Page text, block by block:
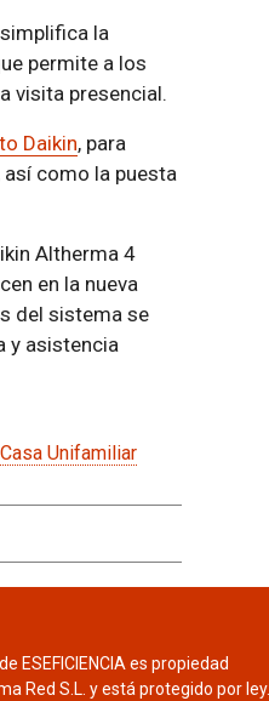
la
permite a los
visita presencial.
Daikin, para
como la puesta
Altherma 4
en la nueva
del sistema se
y asistencia
Casa Unifamiliar
ESEFICIENCIA es propiedad
Red S.L. y está protegido por ley.